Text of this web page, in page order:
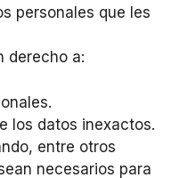
personales que les
derecho a:
los datos inexactos.
entre otros
necesarios para